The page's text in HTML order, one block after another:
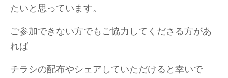
たいと思っています。
ご参加できない方でもご協力してくださる方があ
れば
チラシの配布やシェアしていただけると幸いで